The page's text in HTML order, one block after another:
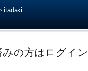
itadaki
の方はログイ